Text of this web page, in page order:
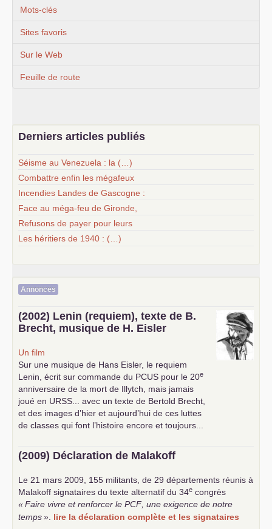
Mots-clés
Sites favoris
Sur le Web
Feuille de route
Derniers articles publiés
Séisme au Venezuela : la (…)
Combattre enfin les mégafeux
Incendies Landes de Gascogne :
Face au méga-feu de Gironde,
Refusons de payer pour leurs
Les héritiers de 1940 : (…)
Annonces
(2002) Lenin (requiem), texte de B.
Brecht, musique de H. Eisler
Un film
Sur une musique de Hans Eisler, le requiem
Lenin, écrit sur commande du PCUS pour le 20e
anniversaire de la mort de Illytch, mais jamais
joué en URSS ... avec un texte de Bertold Brecht,
et des images d’hier et aujourd’hui de ces luttes
de classes qui font l’histoire encore et toujours...
(2009) Déclaration de Malakoff
Le 21 mars 2009, 155 militants, de 29 départements réunis à
Malakoff signataires du texte alternatif du 34e congrès
«Faire vivre et renforcer le PCF , une exigence de notre
temps» lire la déclaration complète et les signataires